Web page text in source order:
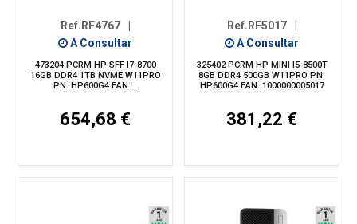
Ref.RF4767
A Consultar
473204 PCRM HP SFF I7-8700
16GB DDR4 1TB NVME W11PRO
PN: HP600G4 EAN:...
654,68 €
Ref.RF5017
A Consultar
325402 PCRM HP MINI I5-8500T
8GB DDR4 500GB W11PRO PN:
HP600G4 EAN: 1000000005017
381,22 €